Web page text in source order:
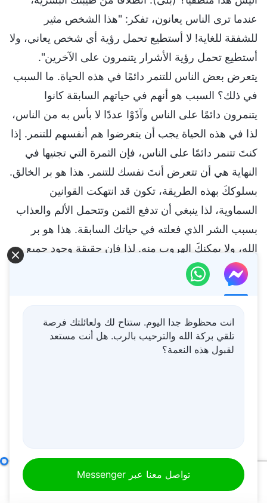
انت محظوظ جدا اليوم. ستتاح لك ولعائلتك فرصة
تلقي بركة الله والترحيب بالرب. هل أنت مستعد
لقبول هذه النعمة؟
تواصل معنا عبر Messenger
كيفية السعي إلى الحق (18) الجزء الخامس